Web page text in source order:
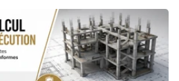
Avant-métrés détaillés
de matériaux ✅ Logiciels utilisés
Analysis Archicad Excel Covadis
Pour un élément structurel
dalle ou poteau Note de
Standard – 100 000 FCFA